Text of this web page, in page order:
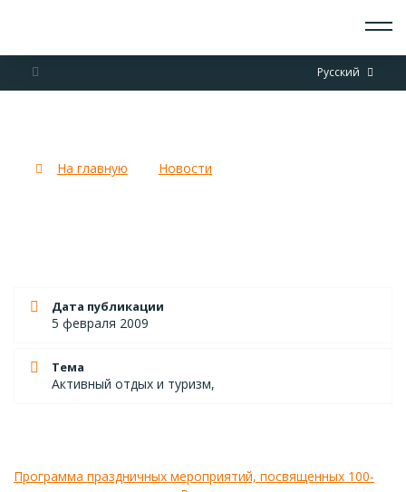
Русский
О СКАУТАХ
ДОКУМЕНТЫ
На главную Новости
Дата публикации
5 февраля 2009
Тема
Активный отдых и туризм,
Программа праздничных мероприятий, посвященных 100-